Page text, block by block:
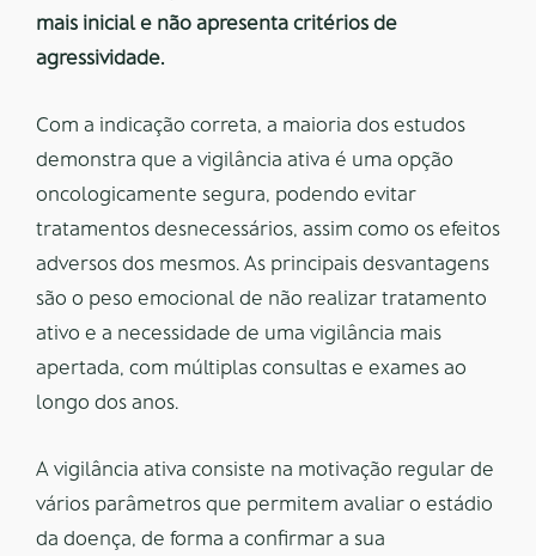
mais inicial e não apresenta critérios de
agressividade.
Com a indicação correta, a maioria dos estudos
demonstra que a vigilância ativa é uma opção
oncologicamente segura, podendo evitar
tratamentos desnecessários, assim como os efeitos
adversos dos mesmos. As principais desvantagens
são o peso emocional de não realizar tratamento
ativo e a necessidade de uma vigilância mais
apertada, com múltiplas consultas e exames ao
longo dos anos.
A vigilância ativa consiste na motivação regular de
vários parâmetros que permitem avaliar o estádio
da doença, de forma a confirmar a sua